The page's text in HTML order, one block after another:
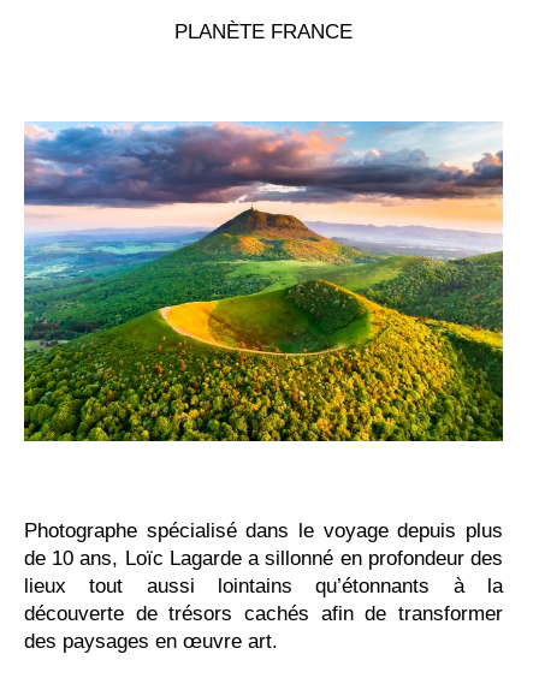
PLANÈTE FRANCE
Photographe spécialisé dans le voyage depuis plus
de 10 ans, Loïc Lagarde a sillonné en profondeur des
lieux tout aussi lointains qu’étonnants à la
découverte de trésors cachés afin de transformer
des paysages en œuvre art.